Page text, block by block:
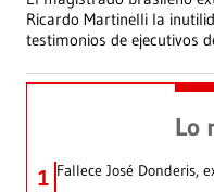
Ricardo Martinelli la
testimonios de ejecutivos
Lo
1 Fallece José Donderis,